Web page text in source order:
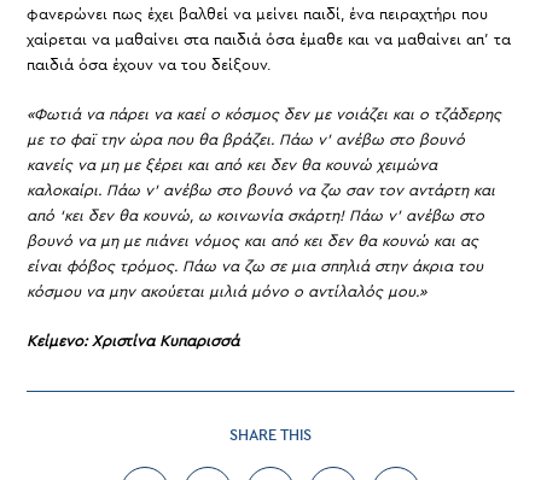
φανερώνει πως έχει βαλθεί να μείνει παιδί, ένα πειραχτήρι που
χαίρεται να μαθαίνει στα παιδιά όσα έμαθε και να μαθαίνει απ’ τα
παιδιά όσα έχουν να του δείξουν.
«Φωτιά να πάρει να καεί ο κόσμος δεν με νοιάζει και ο τζάδερης
με το φαϊ την ώρα που θα βράζει. Πάω ν’ ανέβω στο βουνό
κανείς να μη με ξέρει και από κει δεν θα κουνώ χειμώνα
καλοκαίρι. Πάω ν’ ανέβω στο βουνό να ζω σαν τον αντάρτη και
από ‘κει δεν θα κουνώ, ω κοινωνία σκάρτη! Πάω ν’ ανέβω στο
βουνό να μη με πιάνει νόμος και από κει δεν θα κουνώ και ας
είναι φόβος τρόμος. Πάω να ζω σε μια σπηλιά στην άκρια του
κόσμου να μην ακούεται μιλιά μόνο ο αντίλαλός μου.»
Κείμενο: Χριστίνα Κυπαρισσά
SHARE THISSHARE
CONTENT